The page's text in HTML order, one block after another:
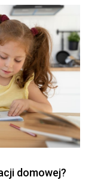
domowej?